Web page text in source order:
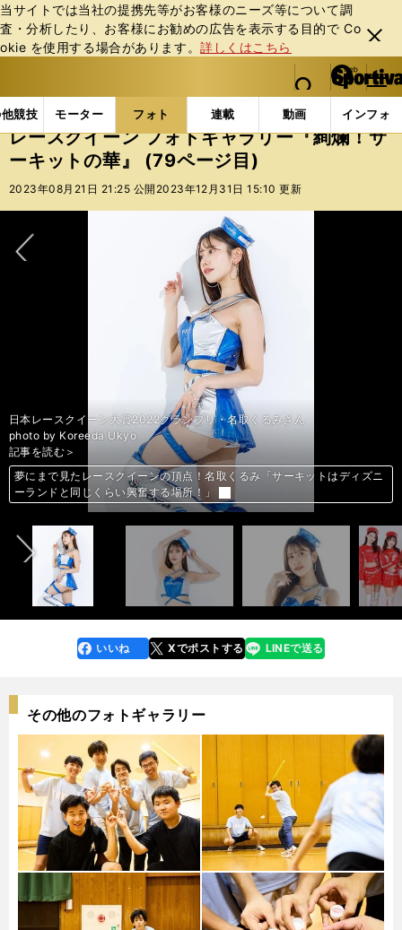
当サイトでは当社の提携先等がお客様のニーズ等について調
査・分析したり、お客様にお勧めの広告を表⽰する⽬的で Co
okie を使⽤する場合があります。詳しくはこちら
閉じ
る
web Sportiva (webスポルティーバ)
検索
マイペ
ー
ジ
メニュ
競技 モーター フォト 連載 動画 インフォ
b
ス
ポ
ル
バ
フォトギャラリー スポーツビーナスギャラリー レ
レースクイーン フォトギャラリー『絢爛！サ
ーキットの華』 (79ページ目)
2023年08月21日 21:25 公開 2023年12月31日 15:10 更新
前編「DeNAチア、RIZINガール、ファッションモデル...19人のレースク
イーンがスーパーフォーミュラに集結！」＞＞
後編「伝説のトップレースクイーンやK-1ガールズも...19人のレースクイ
ーンがサーキットに華を添える！」＞＞
前編「DeNAチア、RIZINガール、ファッションモデル...19人のレースク
イーンがスーパーフォーミュラに集結！」＞＞
後編「伝説のトップレースクイーンやK-1ガールズも...19人のレースクイ
ーンがサーキットに華を添える！」＞＞
前編「DeNAチア、RIZINガール、ファッションモデル...19人のレースク
イーンがスーパーフォーミュラに集結！」＞＞
後編「伝説のトップレースクイーンやK-1ガールズも...19人のレースクイ
ーンがサーキットに華を添える！」＞＞
前編「DeNAチア、RIZINガール、ファッションモデル...19人のレースク
イーンがスーパーフォーミュラに集結！」＞＞
後編「伝説のトップレースクイーンやK-1ガールズも...19人のレースクイ
ーンがサーキットに華を添える！」＞＞
前編「DeNAチア、RIZINガール、ファッションモデル...19人のレースク
イーンがスーパーフォーミュラに集結！」＞＞
後編「伝説のトップレースクイーンやK-1ガールズも...19人のレースクイ
ーンがサーキットに華を添える！」＞＞
前編「DeNAチア、RIZINガール、ファッションモデル...19人のレースク
イーンがスーパーフォーミュラに集結！」＞＞
後編「伝説のトップレースクイーンやK-1ガールズも...19人のレースクイ
ーンがサーキットに華を添える！」＞＞
前編「DeNAチア、RIZINガール、ファッションモデル...19人のレースク
イーンがスーパーフォーミュラに集結！」＞＞
後編「伝説のトップレースクイーンやK-1ガールズも...19人のレースクイ
ーンがサーキットに華を添える！」＞＞
前編「DeNAチア、RIZINガール、ファッションモデル...19人のレースク
イーンがスーパーフォーミュラに集結！」＞＞
後編「伝説のトップレースクイーンやK-1ガールズも...19人のレースクイ
ーンがサーキットに華を添える！」＞＞
前編「DeNAチア、RIZINガール、ファッションモデル...19人のレースク
イーンがスーパーフォーミュラに集結！」＞＞
後編「伝説のトップレースクイーンやK-1ガールズも...19人のレースクイ
ーンがサーキットに華を添える！」＞＞
前編「DeNAチア、RIZINガール、ファッションモデル...19人のレースク
イーンがスーパーフォーミュラに集結！」＞＞
後編「伝説のトップレースクイーンやK-1ガールズも...19人のレースクイ
ーンがサーキットに華を添える！」＞＞
前編「DeNAチア、RIZINガール、ファッションモデル...19人のレースク
イーンがスーパーフォーミュラに集結！」＞＞
後編「伝説のトップレースクイーンやK-1ガールズも...19人のレースクイ
ーンがサーキットに華を添える！」＞＞
前編「DeNAチア、RIZINガール、ファッションモデル...19人のレースク
イーンがスーパーフォーミュラに集結！」＞＞
後編「伝説のトップレースクイーンやK-1ガールズも...19人のレースクイ
ーンがサーキットに華を添える！」＞＞
前編「DeNAチア、RIZINガール、ファッションモデル...19人のレースク
イーンがスーパーフォーミュラに集結！」＞＞
後編「伝説のトップレースクイーンやK-1ガールズも...19人のレースクイ
ーンがサーキットに華を添える！」＞＞
前編「DeNAチア、RIZINガール、ファッションモデル...19人のレースク
イーンがスーパーフォーミュラに集結！」＞＞
後編「伝説のトップレースクイーンやK-1ガールズも...19人のレースクイ
ーンがサーキットに華を添える！」＞＞
前編「DeNAチア、RIZINガール、ファッションモデル...19人のレースク
イーンがスーパーフォーミュラに集結！」＞＞
後編「伝説のトップレースクイーンやK-1ガールズも...19人のレースクイ
ーンがサーキットに華を添える！」＞＞
前編「DeNAチア、RIZINガール、ファッションモデル...19人のレースク
イーンがスーパーフォーミュラに集結！」＞＞
後編「伝説のトップレースクイーンやK-1ガールズも...19人のレースクイ
ーンがサーキットに華を添える！」＞＞
前編「DeNAチア、RIZINガール、ファッションモデル...19人のレースク
イーンがスーパーフォーミュラに集結！」＞＞
後編「伝説のトップレースクイーンやK-1ガールズも...19人のレースクイ
ーンがサーキットに華を添える！」＞＞
前編「DeNAチア、RIZINガール、ファッションモデル...19人のレースク
イーンがスーパーフォーミュラに集結！」＞＞
後編「伝説のトップレースクイーンやK-1ガールズも...19人のレースクイ
ーンがサーキットに華を添える！」＞＞
前編「DeNAチア、RIZINガール、ファッションモデル...19人のレースク
イーンがスーパーフォーミュラに集結！」＞＞
後編「伝説のトップレースクイーンやK-1ガールズも...19人のレースクイ
ーンがサーキットに華を添える！」＞＞
前編「DeNAチア、RIZINガール、ファッションモデル...19人のレースク
イーンがスーパーフォーミュラに集結！」＞＞
後編「伝説のトップレースクイーンやK-1ガールズも...19人のレースクイ
ーンがサーキットに華を添える！」＞＞
後編「伝説のトップレースクイーンやK-1ガールズも...19人のレースクイ
ーンがサーキットに華を添える！」＞＞
前編「DeNAチア、RIZINガール、ファッションモデル...19人のレースク
イーンがスーパーフォーミュラに集結！」＞＞
後編「伝説のトップレースクイーンやK-1ガールズも...19人のレースクイ
ーンがサーキットに華を添える！」＞＞
前編「DeNAチア、RIZINガール、ファッションモデル...19人のレースク
イーンがスーパーフォーミュラに集結！」＞＞
後編「伝説のトップレースクイーンやK-1ガールズも...19人のレースクイ
ーンがサーキットに華を添える！」＞＞
前編「DeNAチア、RIZINガール、ファッションモデル...19人のレースク
イーンがスーパーフォーミュラに集結！」＞＞
後編「伝説のトップレースクイーンやK-1ガールズも...19人のレースクイ
ーンがサーキットに華を添える！」＞＞
前編「DeNAチア、RIZINガール、ファッションモデル...19人のレースク
イーンがスーパーフォーミュラに集結！」＞＞
後編「伝説のトップレースクイーンやK-1ガールズも...19人のレースクイ
ーンがサーキットに華を添える！」＞＞
前編「DeNAチア、RIZINガール、ファッションモデル...19人のレースク
イーンがスーパーフォーミュラに集結！」＞＞
後編「伝説のトップレースクイーンやK-1ガールズも...19人のレースクイ
ーンがサーキットに華を添える！」＞＞
前編「DeNAチア、RIZINガール、ファッションモデル...19人のレースク
イーンがスーパーフォーミュラに集結！」＞＞
後編「伝説のトップレースクイーンやK-1ガールズも...19人のレースクイ
ーンがサーキットに華を添える！」＞＞
前編「DeNAチア、RIZINガール、ファッションモデル...19人のレースク
イーンがスーパーフォーミュラに集結！」＞＞
後編「伝説のトップレースクイーンやK-1ガールズも...19人のレースクイ
ーンがサーキットに華を添える！」＞＞
前編「DeNAチア、RIZINガール、ファッションモデル...19人のレースク
イーンがスーパーフォーミュラに集結！」＞＞
後編「伝説のトップレースクイーンやK-1ガールズも...19人のレースクイ
ーンがサーキットに華を添える！」＞＞
前編「DeNAチア、RIZINガール、ファッションモデル...19人のレースク
イーンがスーパーフォーミュラに集結！」＞＞
後編「伝説のトップレースクイーンやK-1ガールズも...19人のレースクイ
ーンがサーキットに華を添える！」＞＞
前編「DeNAチア、RIZINガール、ファッションモデル...19人のレースク
イーンがスーパーフォーミュラに集結！」＞＞
後編「伝説のトップレースクイーンやK-1ガールズも...19人のレースクイ
ーンがサーキットに華を添える！」＞＞
前編「DeNAチア、RIZINガール、ファッションモデル...19人のレースク
イーンがスーパーフォーミュラに集結！」＞＞
後編「伝説のトップレースクイーンやK-1ガールズも...19人のレースクイ
ーンがサーキットに華を添える！」＞＞
前編「DeNAチア、RIZINガール、ファッションモデル...19人のレースク
イーンがスーパーフォーミュラに集結！」＞＞
後編「伝説のトップレースクイーンやK-1ガールズも...19人のレースクイ
ーンがサーキットに華を添える！」＞＞
前編「DeNAチア、RIZINガール、ファッションモデル...19人のレースク
イーンがスーパーフォーミュラに集結！」＞＞
後編「伝説のトップレースクイーンやK-1ガールズも...19人のレースクイ
ーンがサーキットに華を添える！」＞＞
前編「DeNAチア、RIZINガール、ファッションモデル...19人のレースク
イーンがスーパーフォーミュラに集結！」＞＞
後編「伝説のトップレースクイーンやK-1ガールズも...19人のレースクイ
ーンがサーキットに華を添える！」＞＞
前編「DeNAチア、RIZINガール、ファッションモデル...19人のレースク
イーンがスーパーフォーミュラに集結！」＞＞
後編「伝説のトップレースクイーンやK-1ガールズも...19人のレースクイ
ーンがサーキットに華を添える！」＞＞
前編「DeNAチア、RIZINガール、ファッションモデル...19人のレースク
イーンがスーパーフォーミュラに集結！」＞＞
後編「伝説のトップレースクイーンやK-1ガールズも...19人のレースクイ
ーンがサーキットに華を添える！」＞＞
前編「DeNAチア、RIZINガール、ファッションモデル...19人のレースク
イーンがスーパーフォーミュラに集結！」＞＞
後編「伝説のトップレースクイーンやK-1ガールズも...19人のレースクイ
ーンがサーキットに華を添える！」＞＞
前編「DeNAチア、RIZINガール、ファッションモデル...19人のレースク
イーンがスーパーフォーミュラに集結！」＞＞
夢にまで見たレースクイーンの頂点！名取くるみ「サーキットはディズニ
ーランドと同じくらい興奮する場所！」
夢にまで見たレースクイーンの頂点！名取くるみ「サーキットはディズニ
ーランドと同じくらい興奮する場所！」
夢にまで見たレースクイーンの頂点！名取くるみ「サーキットはディズニ
ーランドと同じくらい興奮する場所！」
夢にまで見たレースクイーンの頂点！名取くるみ「サーキットはディズニ
ーランドと同じくらい興奮する場所！」
夢にまで見たレースクイーンの頂点！名取くるみ「サーキットはディズニ
ーランドと同じくらい興奮する場所！」
夢にまで見たレースクイーンの頂点！名取くるみ「サーキットはディズニ
ーランドと同じくらい興奮する場所！」
夢にまで見たレースクイーンの頂点！名取くるみ「サーキットはディズニ
ーランドと同じくらい興奮する場所！」
夢にまで見たレースクイーンの頂点！名取くるみ「サーキットはディズニ
ーランドと同じくらい興奮する場所！」
夢にまで見たレースクイーンの頂点！名取くるみ「サーキットはディズニ
ーランドと同じくらい興奮する場所！」
夢にまで見たレースクイーンの頂点！名取くるみ「サーキットはディズニ
ーランドと同じくらい興奮する場所！」
夢にまで見たレースクイーンの頂点！名取くるみ「サーキットはディズニ
ーランドと同じくらい興奮する場所！」
夢にまで見たレースクイーンの頂点！名取くるみ「サーキットはディズニ
ーランドと同じくらい興奮する場所！」
夢にまで見たレースクイーンの頂点！名取くるみ「サーキットはディズニ
ーランドと同じくらい興奮する場所！」
夢にまで見たレースクイーンの頂点！名取くるみ「サーキットはディズニ
ーランドと同じくらい興奮する場所！」
夢にまで見たレースクイーンの頂点！名取くるみ「サーキットはディズニ
ーランドと同じくらい興奮する場所！」
夢にまで見たレースクイーンの頂点！名取くるみ「サーキットはディズニ
ーランドと同じくらい興奮する場所！」
夢にまで見たレースクイーンの頂点！名取くるみ「サーキットはディズニ
ーランドと同じくらい興奮する場所！」
夢にまで見たレースクイーンの頂点！名取くるみ「サーキットはディズニ
ーランドと同じくらい興奮する場所！」
夢にまで見たレースクイーンの頂点！名取くるみ「サーキットはディズニ
ーランドと同じくらい興奮する場所！」
夢にまで見たレースクイーンの頂点！名取くるみ「サーキットはディズニ
ーランドと同じくらい興奮する場所！」
夢にまで見たレースクイーンの頂点！名取くるみ「サーキットはディズニ
ーランドと同じくらい興奮する場所！」
夢にまで見たレースクイーンの頂点！名取くるみ「サーキットはディズニ
ーランドと同じくらい興奮する場所！」
夢にまで見たレースクイーンの頂点！名取くるみ「サーキットはディズニ
ーランドと同じくらい興奮する場所！」
夢にまで見たレースクイーンの頂点！名取くるみ「サーキットはディズニ
ーランドと同じくらい興奮する場所！」
夢にまで見たレースクイーンの頂点！名取くるみ「サーキットはディズニ
ーランドと同じくらい興奮する場所！」
夢にまで見たレースクイーンの頂点！名取くるみ「サーキットはディズニ
ーランドと同じくらい興奮する場所！」
夢にまで見たレースクイーンの頂点！名取くるみ「サーキットはディズニ
ーランドと同じくらい興奮する場所！」
夢にまで見たレースクイーンの頂点！名取くるみ「サーキットはディズニ
ーランドと同じくらい興奮する場所！」
夢にまで見たレースクイーンの頂点！名取くるみ「サーキットはディズニ
ーランドと同じくらい興奮する場所！」
夢にまで見たレースクイーンの頂点！名取くるみ「サーキットはディズニ
ーランドと同じくらい興奮する場所！」
夢にまで見たレースクイーンの頂点！名取くるみ「サーキットはディズニ
ーランドと同じくらい興奮する場所！」
夢にまで見たレースクイーンの頂点！名取くるみ「サーキットはディズニ
ーランドと同じくらい興奮する場所！」
夢にまで見たレースクイーンの頂点！名取くるみ「サーキットはディズニ
ーランドと同じくらい興奮する場所！」
夢にまで見たレースクイーンの頂点！名取くるみ「サーキットはディズニ
ーランドと同じくらい興奮する場所！」
夢にまで見たレースクイーンの頂点！名取くるみ「サーキットはディズニ
ーランドと同じくらい興奮する場所！」
夢にまで見たレースクイーンの頂点！名取くるみ「サーキットはディズニ
ーランドと同じくらい興奮する場所！」
夢にまで見たレースクイーンの頂点！名取くるみ「サーキットはディズニ
ーランドと同じくらい興奮する場所！」
夢にまで見たレースクイーンの頂点！名取くるみ「サーキットはディズニ
ーランドと同じくらい興奮する場所！」
夢にまで見たレースクイーンの頂点！名取くるみ「サーキットはディズニ
ーランドと同じくらい興奮する場所！」
夢にまで見たレースクイーンの頂点！名取くるみ「サーキットはディズニ
ーランドと同じくらい興奮する場所！」
日本レースクイーン大賞2022グランプリ・名取くるみさん
photo by Koreeda Ukyo
記事を読む＞
夢にまで見たレースクイーンの頂点！名取くるみ「サーキットはディズニ
ーランドと同じくらい興奮する場所！」
夢にまで見たレースクイーンの頂点！名取くるみ「サーキットはディズニ
ーランドと同じくらい興奮する場所！」
夢にまで見たレースクイーンの頂点！名取くるみ「サーキットはディズニ
ーランドと同じくらい興奮する場所！」
人気No.1レースクイーン軍団「ZENTsweeties」2023最新コスチューム
でスーパーGTシリーズを盛り上げる！
人気No.1レースクイーン軍団「ZENTsweeties」2023最新コスチューム
でスーパーGTシリーズを盛り上げる！
人気No.1レースクイーン軍団「ZENTsweeties」2023最新コスチューム
でスーパーGTシリーズを盛り上げる！
人気No.1レースクイーン軍団「ZENTsweeties」2023最新コスチューム
でスーパーGTシリーズを盛り上げる！
人気No.1レースクイーン軍団「ZENTsweeties」2023最新コスチューム
でスーパーGTシリーズを盛り上げる！
人気No.1レースクイーン軍団「ZENTsweeties」2023最新コスチューム
でスーパーGTシリーズを盛り上げる！
人気No.1レースクイーン軍団「ZENTsweeties」2023最新コスチューム
でスーパーGTシリーズを盛り上げる！
人気No.1レースクイーン軍団「ZENTsweeties」2023最新コスチューム
でスーパーGTシリーズを盛り上げる！
人気No.1レースクイーン軍団「ZENTsweeties」2023最新コスチューム
でスーパーGTシリーズを盛り上げる！
人気No.1レースクイーン軍団「ZENTsweeties」2023最新コスチューム
でスーパーGTシリーズを盛り上げる！
人気No.1レースクイーン軍団「ZENTsweeties」2023最新コスチューム
でスーパーGTシリーズを盛り上げる！
人気No.1レースクイーン軍団「ZENTsweeties」2023最新コスチューム
でスーパーGTシリーズを盛り上げる！
人気No.1レースクイーン軍団「ZENTsweeties」2023最新コスチューム
でスーパーGTシリーズを盛り上げる！
人気No.1レースクイーン軍団「ZENTsweeties」2023最新コスチューム
でスーパーGTシリーズを盛り上げる！
人気No.1レースクイーン軍団「ZENTsweeties」2023最新コスチューム
でスーパーGTシリーズを盛り上げる！
人気No.1レースクイーン軍団「ZENTsweeties」2023最新コスチューム
でスーパーGTシリーズを盛り上げる！
人気No.1レースクイーン軍団「ZENTsweeties」2023最新コスチューム
でスーパーGTシリーズを盛り上げる！
人気No.1レースクイーン軍団「ZENTsweeties」2023最新コスチューム
でスーパーGTシリーズを盛り上げる！
人気No.1レースクイーン軍団「ZENTsweeties」2023最新コスチューム
でスーパーGTシリーズを盛り上げる！
人気No.1レースクイーン軍団「ZENTsweeties」2023最新コスチューム
でスーパーGTシリーズを盛り上げる！
人気No.1レースクイーン軍団「ZENTsweeties」2023最新コスチューム
でスーパーGTシリーズを盛り上げる！
人気No.1レースクイーン軍団「ZENTsweeties」2023最新コスチューム
でスーパーGTシリーズを盛り上げる！
人気No.1レースクイーン軍団「ZENTsweeties」2023最新コスチューム
でスーパーGTシリーズを盛り上げる！
人気No.1レースクイーン軍団「ZENTsweeties」2023最新コスチューム
でスーパーGTシリーズを盛り上げる！
人気No.1レースクイーン軍団「ZENTsweeties」2023最新コスチューム
でスーパーGTシリーズを盛り上げる！
人気No.1レースクイーン軍団「ZENTsweeties」2023最新コスチューム
でスーパーGTシリーズを盛り上げる！
人気No.1レースクイーン軍団「ZENTsweeties」2023最新コスチューム
でスーパーGTシリーズを盛り上げる！
前へ
faceboo
k
いいね Xでポストする
line LINEで送る
その他のフォトギャラリー